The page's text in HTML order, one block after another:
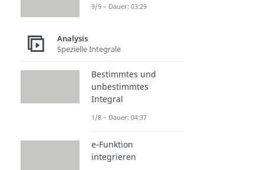
9/9 – Dauer: 03:29
Analysis
Spezielle Integrale
Bestimmtes und
unbestimmtes
Integral
1/8 – Dauer: 04:37
e-Funktion
integrieren